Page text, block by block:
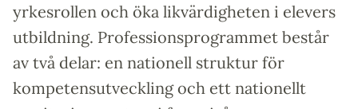
yrkesrollen och öka likvärdigheten i elevers
utbildning. Professionsprogrammet består
av två delar: en nationell struktur för
kompetensutveckling och ett nationellt